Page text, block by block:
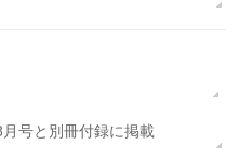
号と別冊付録に掲載